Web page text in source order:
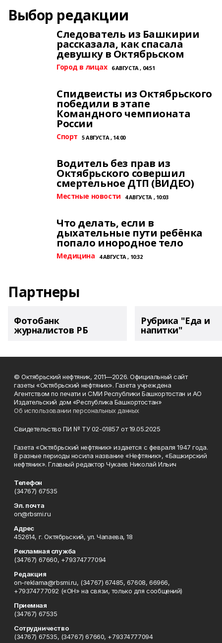
Выбор редакции
Следователь из Башкирии
рассказала, как спасала
девушку в Октябрьском
Город в лицах 6 АВГУСТА , 04:51
Спидвеисты из Октябрьского
победили в этапе
Командного чемпионата
России
Спорт 5 АВГУСТА , 14:00
Водитель без прав из
Октябрьского совершил
смертельное ДТП (ВИДЕО)
Местные новости 4 АВГУСТА , 10:03
Что делать, если в
дыхательные пути ребёнка
попало инородное тело
Медицина 4 АВГУСТА , 10:32
Партнеры
Фотобанк
журналистов РБ
Рубрика "Еда и
напитки"
© Октябрьский нефтяник, 2011—2026. Официальный сайт
газеты «Октябрьский нефтяник». Газета учреждена
Агентством по печати и СМИ Республики Башкортостан и АО
Издательский дом «Республика Башкортостан»
Об использовании персональных данных
Свидетельство ПИ № ТУ 02-01857 от 19.05.2025
Газета «Октябрьский нефтяник» издается с февраля 1947 года.
В разные периоды носила название «Нефтяник», «Башкирский
нефтяник». Главный редактор Чукаев Николай Ильич
Телефон
(34767) 67535
Эл. почта
on@rbsmi.ru
Адрес
452614, г. Октябрьский, ул. Чапаева, 18
Рекламная служба
(34767) 67660, +79374777094
Редакция
on-reklama@rbsmi.ru, (34767) 67485, 67608, 66966,
+79374777092 («ОН» на связи, только для сообщений)
Приемная
(34767) 67535
Сотрудничество
(34767) 67535, (34767) 67660, +79374777094